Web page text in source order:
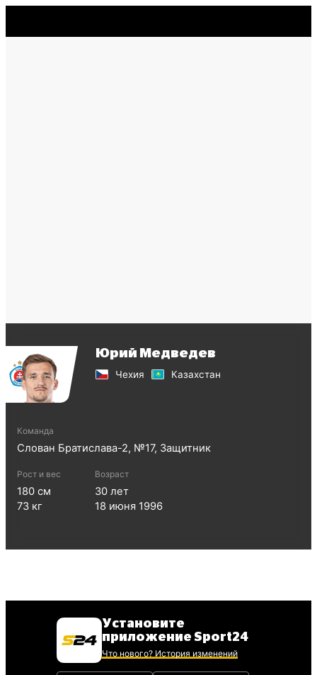
Юрий Медведев
Чехия Казахстан
Команда
Слован Братислава-2, №17, Защитник
Рост и вес
180 см
73 кг
Возраст
30 лет
18 июня 1996
Установите
приложение Sport24
Что нового? История изменений